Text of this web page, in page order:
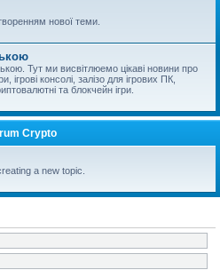
нової теми.
Тут ми висвітлюемо цікаві новини про
ігрові консолі, залізо для ігрових ПК,
та блокчейн ігри.
Crypto
a new topic.